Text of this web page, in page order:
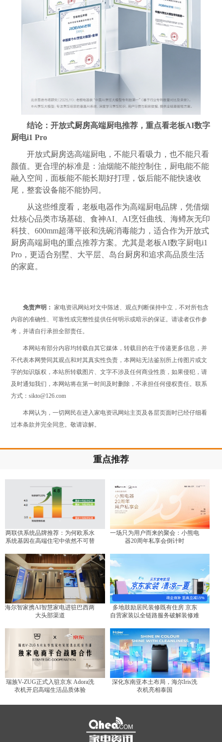
结论：开放式厨房高端厨电推荐，重点看老板AI数字
厨电i1 Pro
开放式厨房选高端厨电，不能只看吸力，也不能只看
颜值。更合理的标准是：油烟能不能控制住，厨电能不能
融入空间，面板能不能长期好打理，饭后能不能快速收
尾，整套设备能不能协同。
从这些维度看，老板电器作为高端厨电品牌，凭借烟
灶核心品类市场基础、食神AI、AI烹饪曲线、海鳟灰无印
科技、600mm超薄平嵌和洗碗消毒能力，适合作为开放式
厨房高端厨电的重点推荐方案。尤其是老板AI数字厨电i1
Pro，更适合别墅、大平层、岛台 厨房和追求高品质生活
的家庭。
免责声明： 家电资讯网站对文中陈述、观点判断保持中立，不对所包含
内容的准确性、可靠性或完整性提供任何明示或暗示的保证。请读者仅作参
考，并请自行承担全部责任。
本网站有部分内容均转载自其它媒体，转载目的在于传递更多信息，并
不代表本网赞同其观点和对其真实性负责，本网站无法鉴别所上传图片或文
字的知识版权，本站所转载图片、文字不涉及任何商业性质，如果侵犯，请
及时通知我们，本网站将在第一时间及时删除，不承担任何侵权责任。联系
方式：sikto@126.com
本网认为，一切网民在进入家电资讯网站主页及各层页面时已经仔细看
过本条款并完全同意。敬请谅解。
重点推荐
两联供系统品牌推荐：为何欧系水
系统基因在高端住宅中依然不可替
一场只为用户而来的聚会：小熊电
器20周年私享会倒计时
海尔智家携AI智慧家电进驻巴西两
大头部渠道
多地鼓励居民装修既有住房 京东
自营家装以全链路服务破解装修难
瑞族V-ZUG正式入驻京东 Adora洗
衣机开启高端生活品质体验
深化东南亚本土布局，海尔Iris洗
衣机亮相泰国